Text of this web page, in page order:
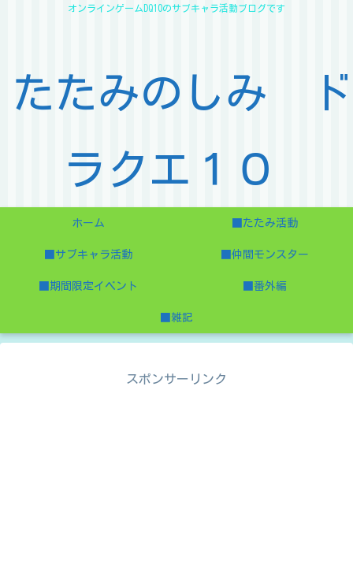
オンラインゲームDQ10のサブキャラ活動ブログです
たたみのしみ ド
ラクエ１０
ホーム ■たたみ活動
■サブキャラ活動 ■仲間モンスター
■期間限定イベント ■番外編
■雑記
スポンサーリンク